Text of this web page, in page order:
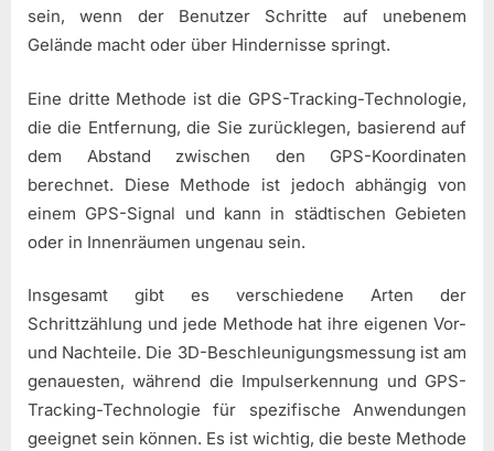
sein, wenn der Benutzer Schritte auf unebenem
Gelände macht oder über Hindernisse springt.
Eine dritte Methode ist die GPS-Tracking-Technologie,
die die Entfernung, die Sie zurücklegen, basierend auf
dem Abstand zwischen den GPS-Koordinaten
berechnet. Diese Methode ist jedoch abhängig von
einem GPS-Signal und kann in städtischen Gebieten
oder in Innenräumen ungenau sein.
Insgesamt gibt es verschiedene Arten der
Schrittzählung und jede Methode hat ihre eigenen Vor-
und Nachteile. Die 3D-Beschleunigungsmessung ist am
genauesten, während die Impulserkennung und GPS-
Tracking-Technologie für spezifische Anwendungen
geeignet sein können. Es ist wichtig, die beste Methode